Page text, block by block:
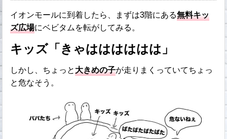
イオンモールに到着したら、まずは3階にある無料キッ
ズ広場にベビタムを転がしてみる。
キッズ「きゃはははははは」
しかし、ちょっと大きめの子が走りまくっていてちょっ
と危なそう。